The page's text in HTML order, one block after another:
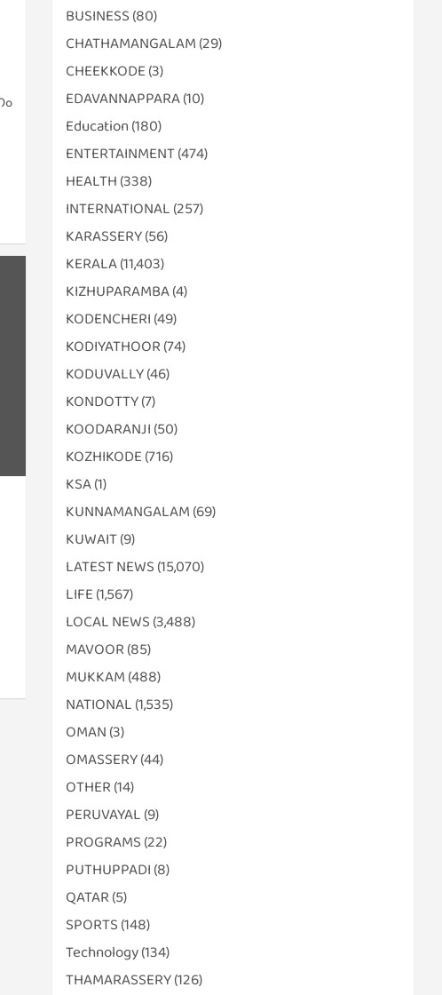
BUSINESS (80)
CHATHAMANGALAM (29)
CHEEKKODE (3)
EDAVANNAPPARA(10)
Education (180)
ENTERTAINMENT(474)
HEALTH (338)
INTERNATIONAL (257)
KARASSERY(56)
KERALA(11,403)
KIZHUPARAMBA(4)
KODENCHERI (49)
KODIYATHOOR (74)
KODUVALLY(46)
KONDOTTY(7)
KOODARANJI (50)
KOZHIKODE (716)
KSA(1)
KUNNAMANGALAM (69)
KUWAIT(9)
LATEST NEWS (15,070)
LIFE (1,567)
LOCAL NEWS (3,488)
MAVOOR (85)
MUKKAM (488)
NATIONAL (1,535)
OMAN (3)
OMASSERY(44)
OTHER (14)
PERUVAYAL (9)
PROGRAMS (22)
PUTHUPPADI (8)
QATAR (5)
SPORTS (148)
Technology(134)
THAMARASSERY(126)